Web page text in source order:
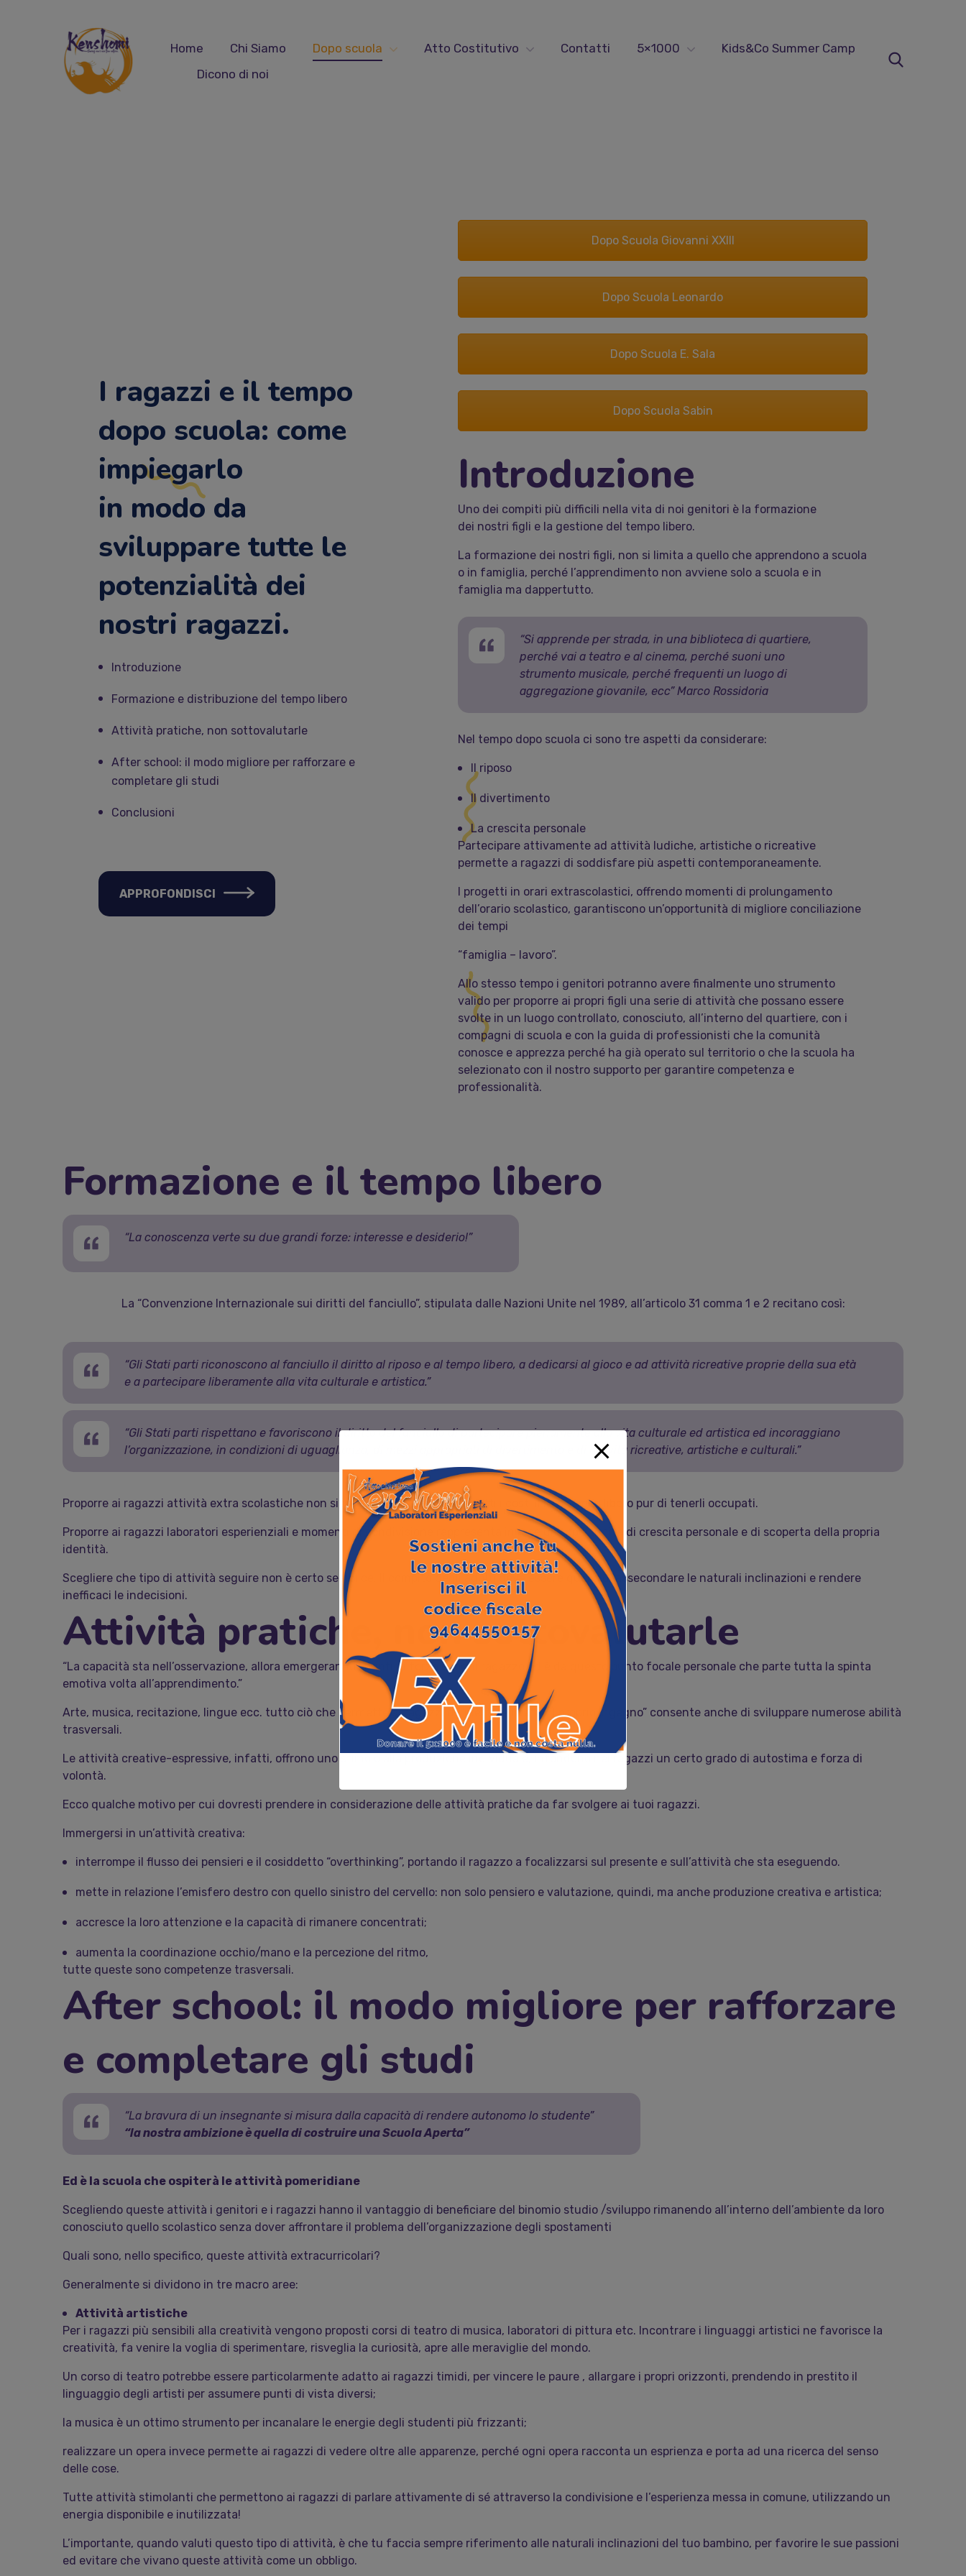
Home Chi Siamo Dopo scuola Atto Costitutivo Contatti 5×1000
Kids&Co Summer Camp
Dicono di noi
I ragazzi e il tempo
dopo scuola: come
impiegarlo
in modo da
sviluppare tutte le
potenzialità dei
nostri ragazzi.
Introduzione
Formazione e distribuzione del tempo libero
Attività pratiche, non sottovalutarle
After school: il modo migliore per rafforzare e
completare gli studi
Conclusioni
APPROFONDISCI
Dopo Scuola Giovanni XXIII
Dopo Scuola Leonardo
Dopo Scuola E. Sala
Dopo Scuola Sabin
Introduzione
Uno dei compiti più difficili nella vita di noi genitori è la formazione
dei nostri figli e la gestione del tempo libero.
La formazione dei nostri figli, non si limita a quello che apprendono a scuola
o in famiglia, perché l’apprendimento non avviene solo a scuola e in
famiglia ma dappertutto.
“Si apprende per strada, in una biblioteca di quartiere,
perché vai a teatro e al cinema, perché suoni uno
strumento musicale, perché frequenti un luogo di
aggregazione giovanile, ecc” Marco Rossidoria
Nel tempo dopo scuola ci sono tre aspetti da considerare:
Il riposo
Il divertimento
La crescita personale
Partecipare attivamente ad attività ludiche, artistiche o ricreative
permette a ragazzi di soddisfare più aspetti contemporaneamente.
I progetti in orari extrascolastici, offrendo momenti di prolungamento
dell’orario scolastico, garantiscono un’opportunità di migliore conciliazione
dei tempi
“famiglia – lavoro”.
Allo stesso tempo i genitori potranno avere finalmente uno strumento
valido per proporre ai propri figli una serie di attività che possano essere
svolte in un luogo controllato, conosciuto, all’interno del quartiere, con i
compagni di scuola e con la guida di professionisti che la comunità
conosce e apprezza perché ha già operato sul territorio o che la scuola ha
selezionato con il nostro supporto per garantire competenza e
professionalità.
Formazione e il tempo libero
“La conoscenza verte su due grandi forze: interesse e desiderio!”
La “Convenzione Internazionale sui diritti del fanciullo”, stipulata dalle Nazioni Unite nel 1989, all’articolo 31 comma 1 e 2 recitano così:
“Gli Stati parti riconoscono al fanciullo il diritto al riposo e al tempo libero, a dedicarsi al gioco e ad attività ricreative proprie della sua età
e a partecipare liberamente alla vita culturale e artistica.”
“Gli Stati parti rispettano e favoriscono il diritto del fanciullo di partecipare pie­namente alla vita culturale ed artistica ed incoraggiano
l’organizzazione, in condi­zioni di uguaglianza, di mezzi appropriati di divertimento e di attività ricreative, artistiche e culturali.”
Proporre ai ragazzi attività extra scolastiche non significa voler “riempire” a tutti i costi il loro tempo libero pur di tenerli occupati.
Proporre ai ragazzi laboratori esperienziali e momenti di condivisione rappresenta invece un’opportunità di crescita personale e di scoperta della propria
identità.
Scegliere che tipo di attività seguire non è certo semplice. Il compito degli adulti deve essere quello di assecondare le naturali inclinazioni e rendere
inefficaci le indecisioni.
Attività pratiche, non sottovalutarle
“La capacità sta nell’osservazione, allora emergeranno i punti di forza di ogni ragazzo ed è da questo punto focale personale che parte tutta la spinta
emotiva volta all’apprendimento.”
Arte, musica, recitazione, lingue ecc. tutto ciò che permette ai ragazzi di “mettere in atto il proprio ingegno” consente anche di sviluppare numerose abilità
trasversali.
Le attività creative-espressive, infatti, offrono uno stimolo alla produzione individuale, infondono nei ragazzi un certo grado di autostima e forza di
volontà.
Ecco qualche motivo per cui dovresti prendere in considerazione delle attività pratiche da far svolgere ai tuoi ragazzi.
Immergersi in un’attività creativa:
interrompe il flusso dei pensieri e il cosiddetto “overthinking”, portando il ragazzo a focalizzarsi sul presente e sull’attività che sta eseguendo.
mette in relazione l’emisfero destro con quello sinistro del cervello: non solo pensiero e valutazione, quindi, ma anche produzione creativa e artistica;
accresce la loro attenzione e la capacità di rimanere concentrati;
aumenta la coordinazione occhio/mano e la percezione del ritmo,
tutte queste sono competenze trasversali.
After school: il modo migliore per rafforzare
e completare gli studi
“La bravura di un insegnante si misura dalla capacità di rendere autonomo lo studente”
“la nostra ambizione è quella di costruire una Scuola Aperta”
Ed è la scuola che ospiterà le attività pomeridiane
Scegliendo queste attività i genitori e i ragazzi hanno il vantaggio di beneficiare del binomio studio /sviluppo rimanendo all’interno dell’ambiente da loro
conosciuto quello scolastico senza dover affrontare il problema dell’organizzazione degli spostamenti
Quali sono, nello specifico, queste attività extracurricolari?
Generalmente si dividono in tre macro aree:
Attività artistiche
Per i ragazzi più sensibili alla creatività vengono proposti corsi di teatro di musica, laboratori di pittura etc. Incontrare i linguaggi artistici ne favorisce la
creatività, fa venire la voglia di sperimentare, risveglia la curiosità, apre alle meraviglie del mondo.
Un corso di teatro potrebbe essere particolarmente adatto ai ragazzi timidi, per vincere le paure , allargare i propri orizzonti, prendendo in prestito il
linguaggio degli artisti per assumere punti di vista diversi;
la musica è un ottimo strumento per incanalare le energie degli studenti più frizzanti;
realizzare un opera invece permette ai ragazzi di vedere oltre alle apparenze, perché ogni opera racconta un esprienza e porta ad una ricerca del senso
delle cose.
Tutte attività stimolanti che permettono ai ragazzi di parlare attivamente di sé attraverso la condivisione e l’esperienza messa in comune, utilizzando un
energia disponibile e inutilizzata!
L’importante, quando valuti questo tipo di attività, è che tu faccia sempre riferimento alle naturali inclinazioni del tuo bambino, per favorire le sue passioni
ed evitare che vivano queste attività come un obbligo.